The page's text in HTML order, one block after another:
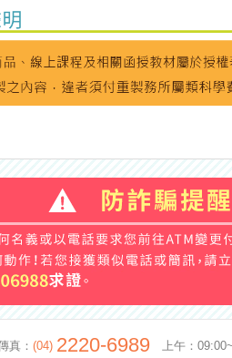
真： (04) 2220-6989 上午：